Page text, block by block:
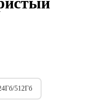
512Гб